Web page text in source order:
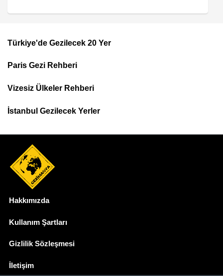
Footer
Top
Menu
Türkiye'de Gezilecek 20 Yer
Paris Gezi Rehberi
Vizesiz Ülkeler Rehberi
İstanbul Gezilecek Yerler
Hakkımızda
Kullanım Şartları
Gizlilik Sözleşmesi
İletişim